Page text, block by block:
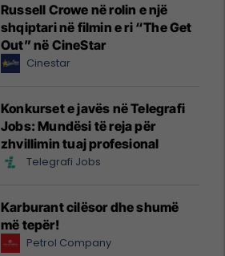
Russell Crowe në rolin e një
shqiptari në filmin e ri “The Get
Out” në CineStar
Cinestar
Konkurset e javës në Telegrafi
Jobs: Mundësi të reja për
zhvillimin tuaj profesional
Telegrafi Jobs
Karburant cilësor dhe shumë
më tepër!
Petrol Company